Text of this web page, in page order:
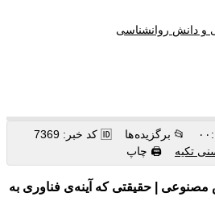
📂 برگزیده ها
🆔 کد خبر: 7369
تکیه 🖨 چاپ
| حقیقتی که آینه‌ی فناوری به